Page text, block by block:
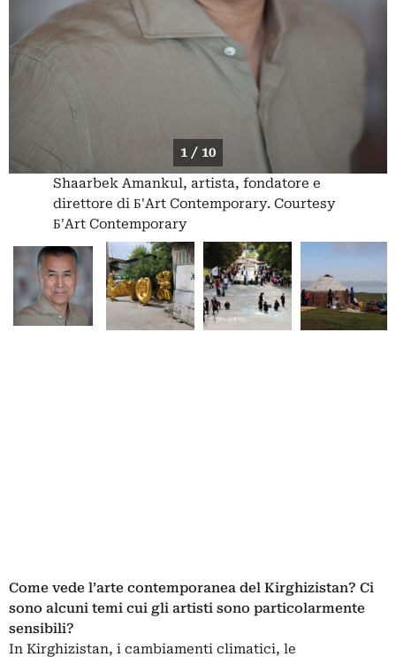
1 / 10
Shaarbek Amankul, artista, fondatore e
direttore di Б'Art Contemporary. Courtesy
Б'Art Contemporary
Come vede l’arte contemporanea del Kirghizistan? Ci
sono alcuni temi cui gli artisti sono particolarmente
sensibili?
In Kirghizistan, i cambiamenti climatici, le